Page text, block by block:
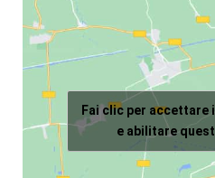
Fai clic per accettare
e abilitare